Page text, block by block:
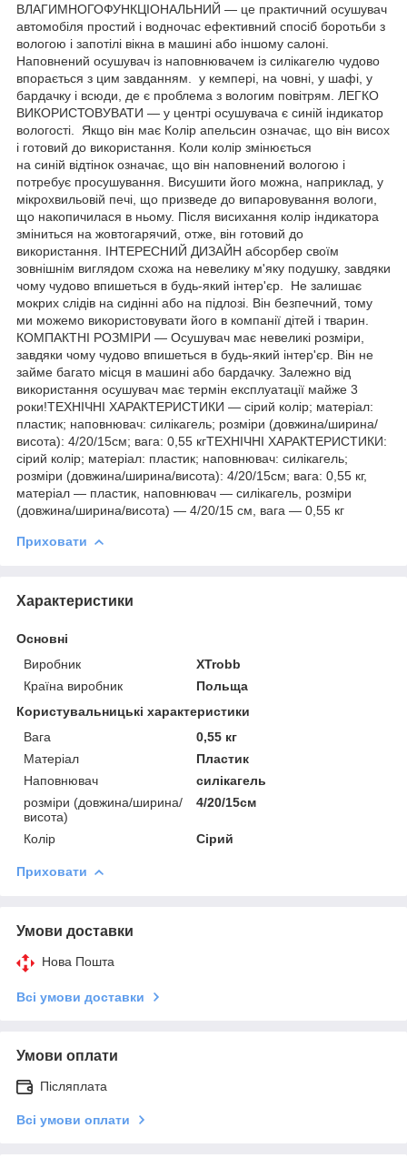
ВЛАГИМНОГОФУНКЦІОНАЛЬНИЙ — це практичний осушувач
автомобіля простий і водночас ефективний спосіб боротьби з
вологою і запотілі вікна в машині або іншому салоні.
Наповнений осушувач із наповнювачем із силікагелю чудово
впорається з цим завданням. у кемпері, на човні, у шафі, у
бардачку і всюди, де є проблема з вологим повітрям. ЛЕГКО
ВИКОРИСТОВУВАТИ — у центрі осушувача є синій індикатор
вологості. Якщо він має Колір апельсин означає, що він висох
і готовий до використання. Коли колір змінюється
на синій відтінок означає, що він наповнений вологою і
потребує просушування. Висушити його можна, наприклад, у
мікрохвильовій печі, що призведе до випаровування вологи,
що накопичилася в ньому. Після висихання колір індикатора
зміниться на жовтогарячий, отже, він готовий до
використання. ІНТЕРЕСНИЙ ДИЗАЙН абсорбер своїм
зовнішнім виглядом схожа на невелику м'яку подушку, завдяки
чому чудово впишеться в будь-який інтер'єр. Не залишає
мокрих слідів на сидінні або на підлозі. Він безпечний, тому
ми можемо використовувати його в компанії дітей і тварин.
КОМПАКТНІ РОЗМІРИ — Осушувач має невеликі розміри,
завдяки чому чудово впишеться в будь-який інтер'єр. Він не
займе багато місця в машині або бардачку. Залежно від
використання осушувач має термін експлуатації майже 3
роки!ТЕХНІЧНІ ХАРАКТЕРИСТИКИ — сірий колір; матеріал:
пластик; наповнювач: силікагель; розміри (довжина/ширина/
висота): 4/20/15см; вага: 0,55 кгТЕХНІЧНІ ХАРАКТЕРИСТИКИ:
сірий колір; матеріал: пластик; наповнювач: силікагель;
розміри (довжина/ширина/висота): 4/20/15см; вага: 0,55 кг,
матеріал — пластик, наповнювач — силікагель, розміри
(довжина/ширина/висота) — 4/20/15 см, вага — 0,55 кг
Приховати
Характеристики
Основні
Виробник
XTrobb
Країна виробник
Польща
Користувальницькі характеристики
Вага
0,55 кг
Матеріал
Пластик
Наповнювач
силікагель
розміри (довжина/ширина/
висота)
4/20/15см
Колір Сірий
Приховати
Умови доставки
Нова Пошта
Всі умови доставки
Умови оплати
Післяплата
Всі умови оплати